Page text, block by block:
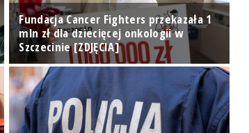
Fundacja Cancer Fighters przekazała 1
mln zł dla dziecięcej onkologii w
Szczecinie [ZDJĘCIA]